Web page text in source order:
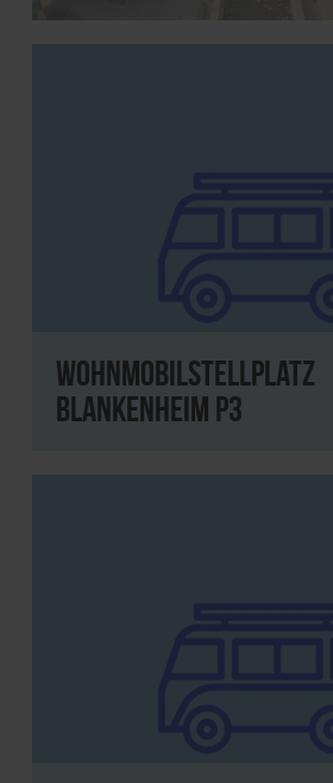
Wohnmobilstellplatz
Blankenheim P3